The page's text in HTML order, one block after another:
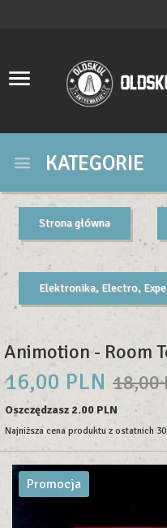
KATEGORIE
Strona główna
Elektronika, Electro,
Animotion - Room
16,00 PLN 18,00
Oszczędzasz 2.00 PLN
Najniższa cena produktu z ostatnich
Promocja